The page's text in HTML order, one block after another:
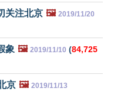
关注北京 🖼️ 2019/11/20
象 🖼️ 2019/11/10 (84,725
京 🖼️ 2019/11/13